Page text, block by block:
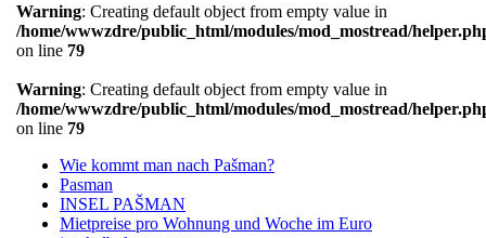
Warning: Creating default object from empty value in
/home/wwwzdre/public_html/modules/mod_mostread/
on line 79
Warning: Creating default object from empty value in
/home/wwwzdre/public_html/modules/mod_mostread/
on line 79
Wie kommt man nach Pašman?
Pasman
INSEL PAŠMAN
Mietpreise pro Wohnung und Woche im Euro